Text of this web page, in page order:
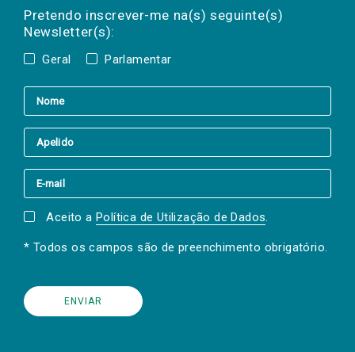
Pretendo inscrever-me na(s) seguinte(s)
Newsletter(s):
Geral Parlamentar
a(s) newsletter(s).
mail
Aceito a Política de Utilização de Dados.
* Todos os campos são de preenchimento obrigatório.